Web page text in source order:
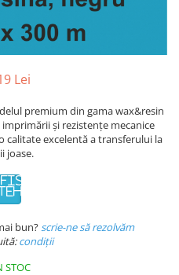
Lei
premium din gama wax&resin
și rezistențe mecanice
calitate excelentă a transferului la
joase.
FISA
bun?scrie-ne să rezolvăm
condiții
STOC